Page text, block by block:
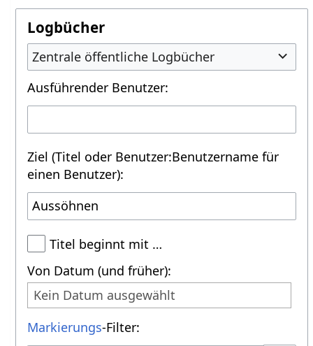
Logbücher
Zentrale öffentliche Logbücher
Ausführender Benutzer:
Ziel (Titel oder Benutzer:Benutzername für
einen Benutzer):
Titel beginnt mit …
Von Datum (und früher):
Kein Datum ausgewählt
Markierungs-Filter: